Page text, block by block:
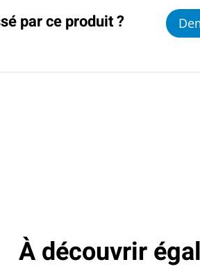
par ce produit ?
À découvrir